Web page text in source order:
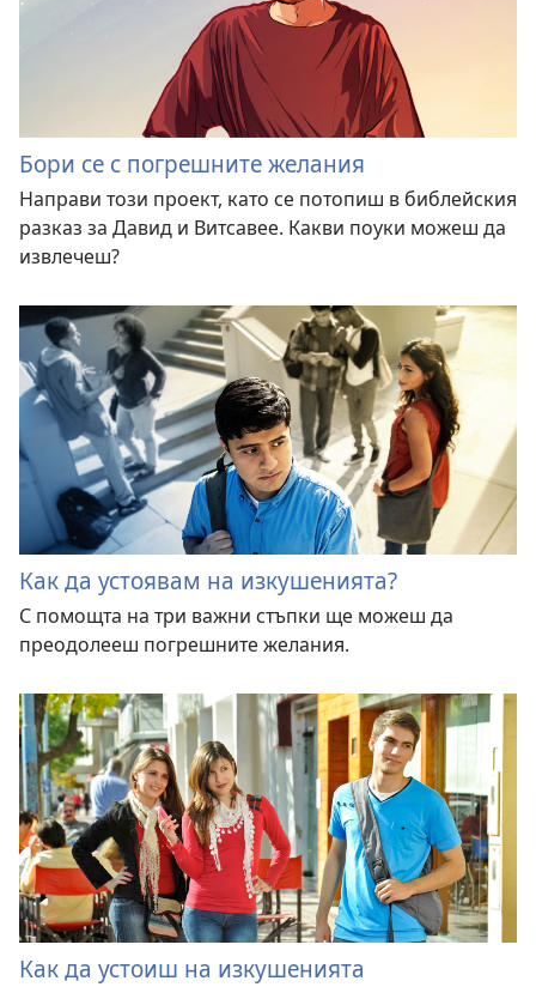
Бори се с погрешните желания
Направи този проект, като се потопиш в библейския
разказ за Давид и Витсавее. Какви поуки можеш да
извлечеш?
Как да устоявам на изкушенията?
С помощта на три важни стъпки ще можеш да
преодолееш погрешните желания.
Как да устоиш на изкушенията